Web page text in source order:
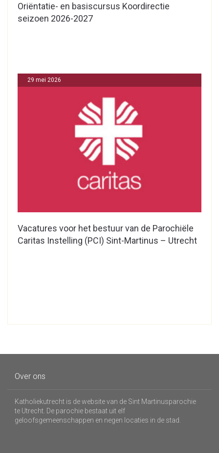
Oriëntatie- en basiscursus Koordirectie
seizoen 2026-2027
Vacatures voor het bestuur van de Parochiële
Caritas Instelling (PCI) Sint-Martinus – Utrecht
29 mei 2026
Over ons
Katholiekutrecht is de website van de Sint Martinusparochie
te Utrecht. De parochie bestaat uit elf
geloofsgemeenschappen en negen locaties in de stad.